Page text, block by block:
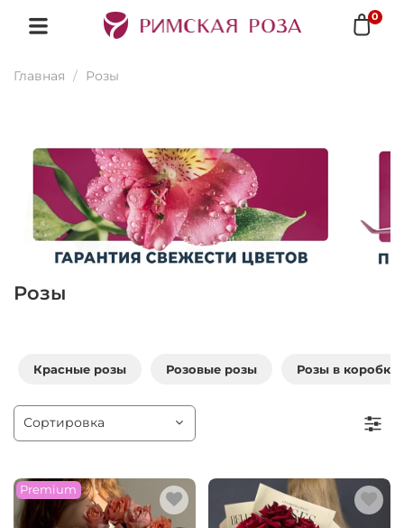
0
Главная Розы
Розы
Красные розы Розовые розы Розы в коробке
Premium